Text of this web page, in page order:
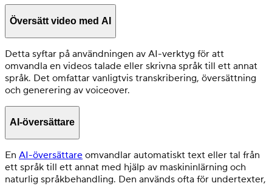
Översätt video med AI
Detta syftar på användningen av AI-verktyg för att
omvandla en videos talade eller skrivna språk till ett annat
språk. Det omfattar vanligtvis transkribering, översättning
och generering av voiceover.
AI-översättare
En AI-översättare omvandlar automatiskt text eller tal från
ett språk till ett annat med hjälp av maskininlärning och
naturlig språkbehandling. Den används ofta för undertexter,